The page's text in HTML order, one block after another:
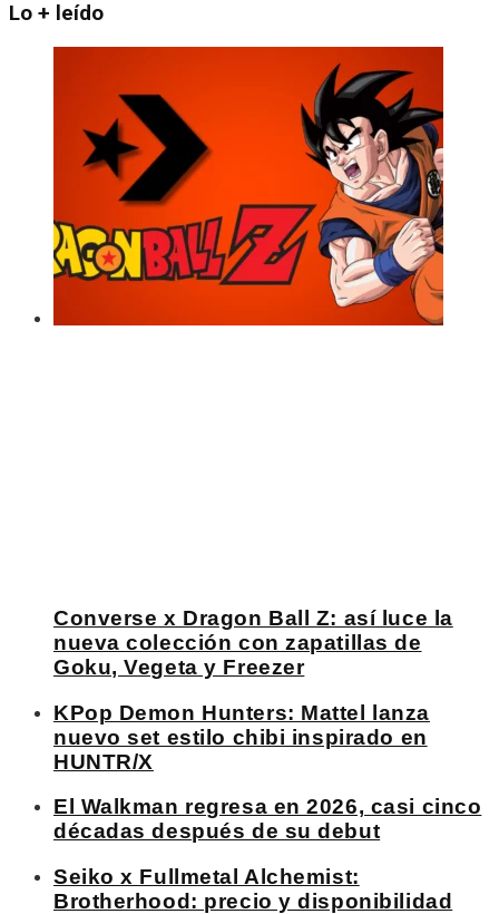
Lo + leído
Converse x Dragon Ball Z: así luce la
nueva colección con zapatillas de
Goku, Vegeta y Freezer
KPop Demon Hunters: Mattel lanza
nuevo set estilo chibi inspirado en
HUNTR/X
El Walkman regresa en 2026, casi cinco
décadas después de su debut
Seiko x Fullmetal Alchemist:
Brotherhood: precio y disponibilidad